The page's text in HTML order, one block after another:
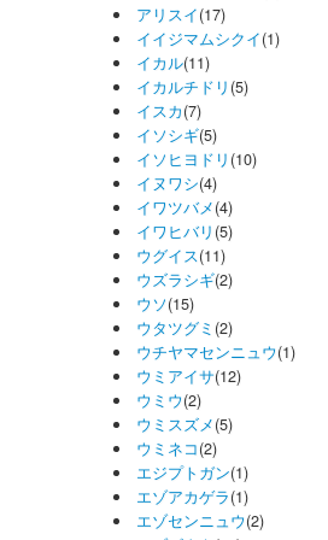
アリスイ(17)
イイジマムシクイ(1)
イカル(11)
イカルチドリ (5)
イスカ(7)
イソシギ(5)
イソヒヨドリ (10)
イヌワシ(4)
イワツバメ(4)
イワヒバリ (5)
ウグイス(11)
ウズラシギ(2)
ウソ(15)
ウタツグミ (2)
ウチヤマセンニュウ(1)
ウミアイサ(12)
ウミウ(2)
ウミスズメ(5)
ウミネコ(2)
エジプトガン(1)
エゾアカゲラ(1)
エゾセンニュウ(2)